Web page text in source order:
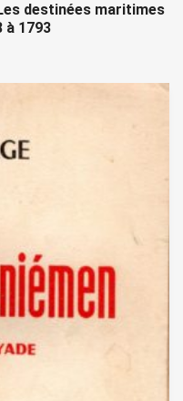
destinées maritimes
à 1793